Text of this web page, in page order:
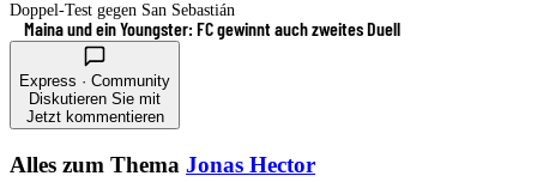
Doppel-Test gegen San Sebastián
Maina und ein Youngster: FC gewinnt auch zweites Duell
Express · Community
Diskutieren Sie mit
Jetzt kommentieren
Alles zum Thema Jonas Hector